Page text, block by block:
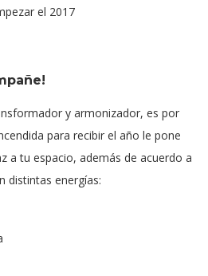
y armonizador, es por
para recibir el año le pone
a tu espacio, además de acuerdo a
distintas energías: